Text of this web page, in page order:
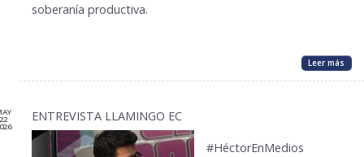
soberanía productiva.
Leer más
22 ENTREVISTA LLAMINGO EC
#HéctorEnMedios